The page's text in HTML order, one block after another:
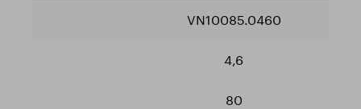
VN10085.0460
4,6
80